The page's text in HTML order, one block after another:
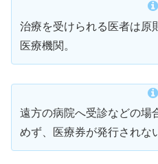
治療を受けられる医者は原
医療機関。
遠方の病院へ受診などの場
めず、医療券が発行されな